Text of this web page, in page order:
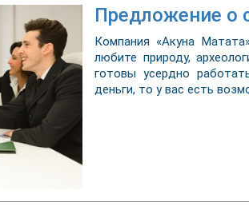
Предложение о
Компания «Акуна
любите природу,
готовы усердно
деньги, то у вас есть